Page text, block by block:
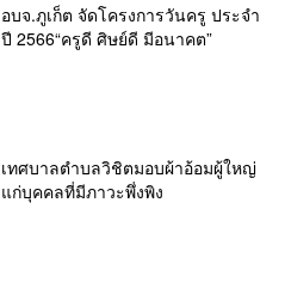
อบจ.ภูเก็ต จัดโครงการวันครู ประจำ
ปี 2566“ครูดี ศิษย์ดี มีอนาคต”
เทศบาลตำบลวิชิตมอบผ้าอ้อมผู้ใหญ่
แก่บุคคลที่มีภาวะพึ่งพิง